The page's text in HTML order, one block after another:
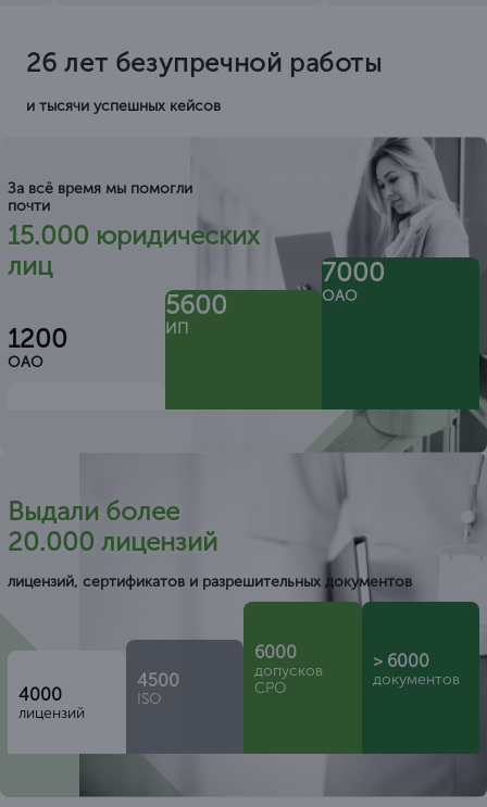
26 лет безупречной работы
и тысячи успешных кейсов
За всё время мы помогли
почти
15.000 юридических
лиц
1200
ОАО
5600
ИП
7000
ОАО
Выдали более
20.000 лицензий
лицензий, сертификатов и разрешительных документов
4000
лицензий
4500
ISO
6000
допусков
СРО
> 6000
документов